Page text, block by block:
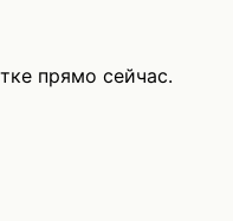
прямо сейчас.